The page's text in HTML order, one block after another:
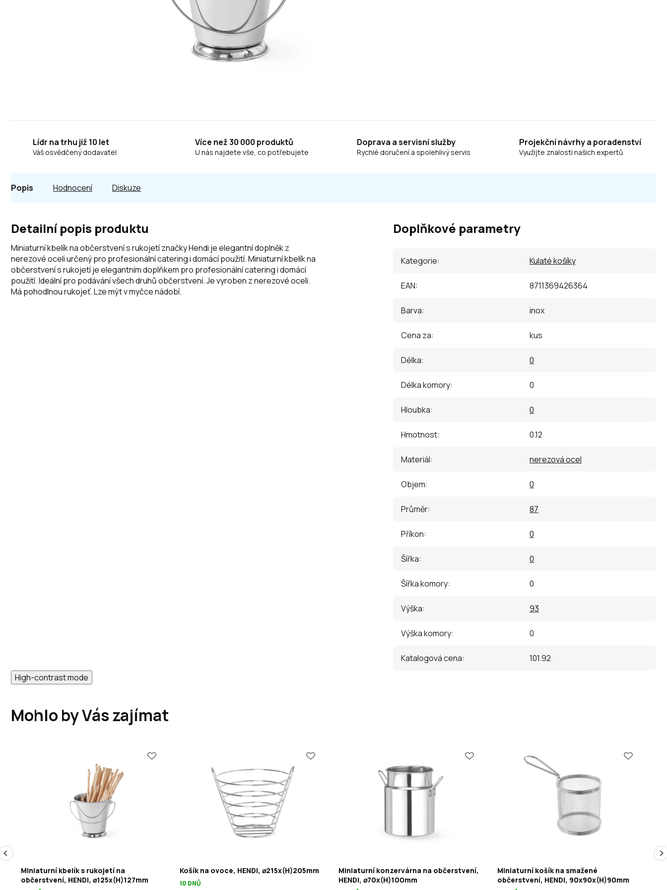
Lídr na trhu již 10 let
Váš osvědčený dodavatel
Více než 30 000 produktů
U nás najdete vše, co potřebujete
Doprava a servisní služby
Rychlé doručení a spolehlivý servis
Projekční návrhy a poradenství
Využijte znalosti našich expertů
Popis Hodnocení Diskuze
Detailní popis produktu
Miniaturní kbelík na občerstvení s rukojetí značky Hendi je elegantní doplněk z
nerezové oceli určený pro profesionální catering i domácí použití. Miniaturní kbelík na
občerstvení s rukojetí je elegantním doplňkem pro profesionální catering i domácí
použití. Ideální pro podávání všech druhů občerstvení. Je vyroben z nerezové oceli.
Má pohodlnou rukojeť. Lze mýt v myčce nádobí.
Doplňkové parametry
Kategorie: Kulaté košíky
EAN: 8711369426364
Barva: inox
Cena za: kus
Délka: 0
Délka komory: 0
Hloubka: 0
Hmotnost: 0.12
Materiál: nerezová ocel
Objem: 0
Průměr: 87
Příkon: 0
Šířka: 0
Šířka komory: 0
Výška: 93
Výška komory: 0
Katalogová cena:
101.92
High-contrast mode
Mohlo by Vás zajímat
Miniaturní kbelík s rukojetí na
občerstvení, HENDI, ⌀125x(H)127mm
Košík na ovoce, HENDI, ⌀215x(H)205mm
10 DNŮ
Miniaturní konzervárna na občerstvení,
HENDI, ⌀70x(H)100mm
Miniaturní košík na smažené
občerstvení, HENDI, 90x90x(H)90mm